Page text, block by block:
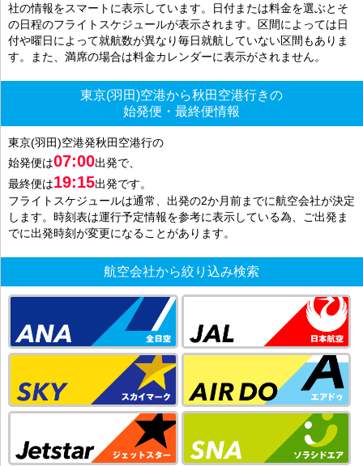
社の情報をスマートに表示しています。日付または料金を選ぶとそ
の日程のフライトスケジュールが表示されます。区間によっては日
付や曜日によって就航数が異なり毎日就航していない区間もありま
す。また、満席の場合は料金カレンダーに表示がされません。
東京(羽田)空港から秋田空港行きの
始発便・最終便情報
東京(羽田)空港発秋田空港行の
始発便は07:00出発で、
最終便は19:15出発です。
フライトスケジュールは通常、出発の2か月前までに航空会社が決定
します。時刻表は運行予定情報を参考に表示している為、ご出発ま
でに出発時刻が変更になることがあります。
航空会社から絞り込み検索